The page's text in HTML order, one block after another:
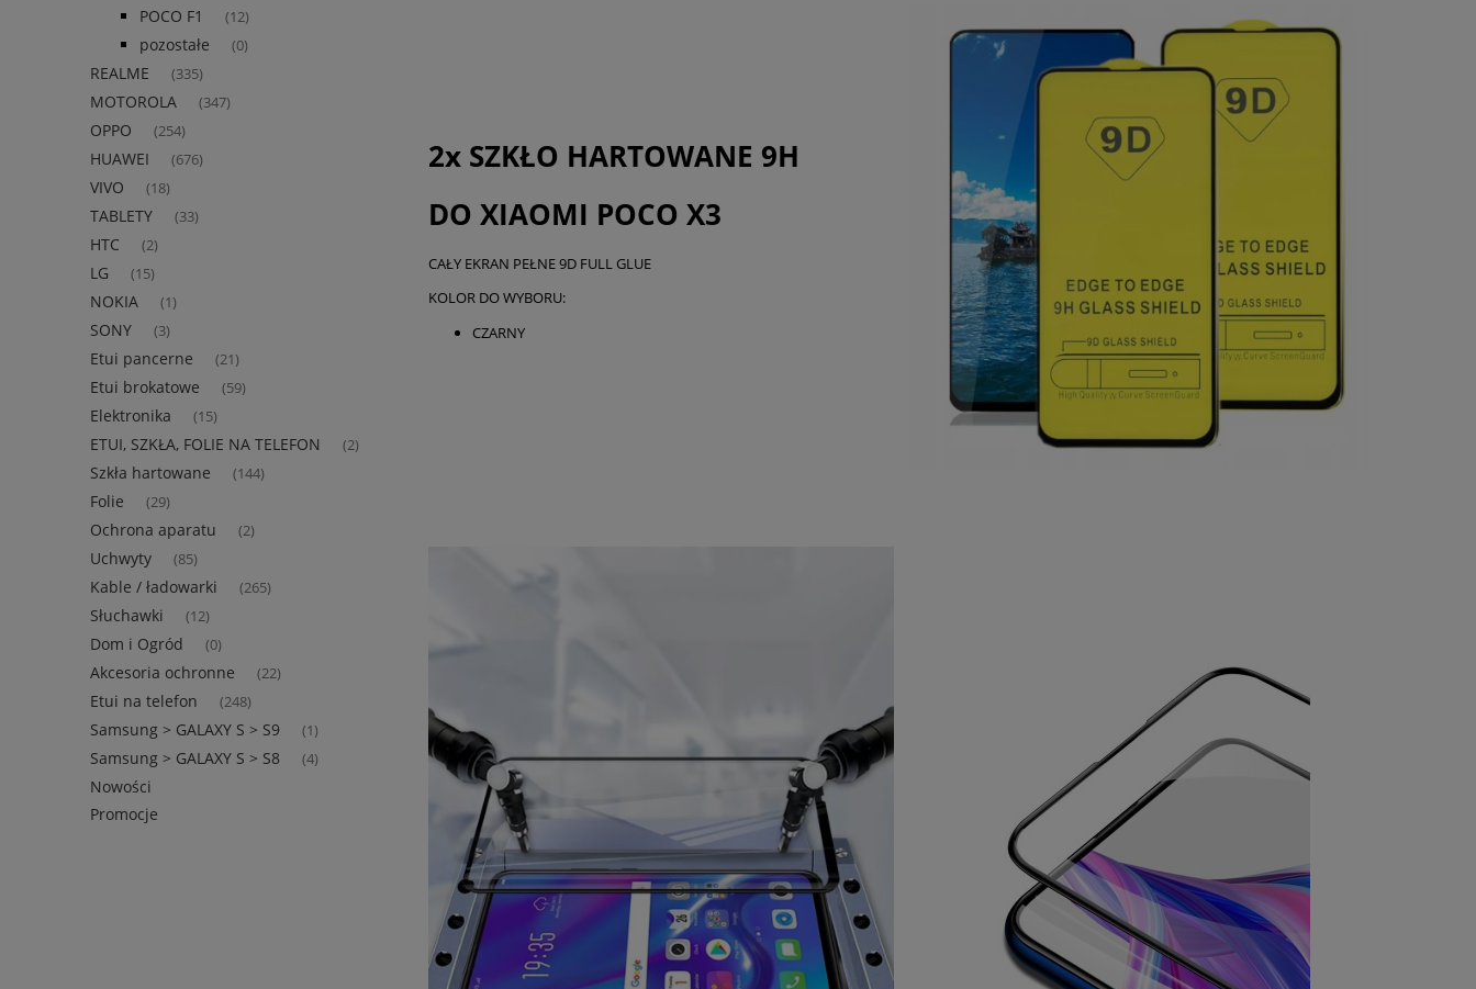
POCO F1 (12)
pozostałe (0)
REALME (335)
MOTOROLA (347)
OPPO (254)
HUAWEI (676)
VIVO (18)
TABLETY (33)
HTC (2)
LG (15)
NOKIA (1)
SONY (3)
Etui pancerne (21)
Etui brokatowe (59)
Elektronika (15)
ETUI, SZKŁA, FOLIE NA TELEFON (2)
Szkła hartowane (144)
Folie (29)
Ochrona aparatu (2)
Uchwyty (85)
Kable / ładowarki (265)
Słuchawki (12)
Dom i Ogród (0)
Akcesoria ochronne (22)
Etui na telefon (248)
Samsung > GALAXY S > S9 (1)
Samsung > GALAXY S > S8 (4)
Nowości
Promocje
2x SZKŁO HARTOWANE 9H
DO XIAOMI POCO X3
CAŁY EKRAN PEŁNE 9D FULL GLUE
KOLOR DO WYBORU:
CZARNY